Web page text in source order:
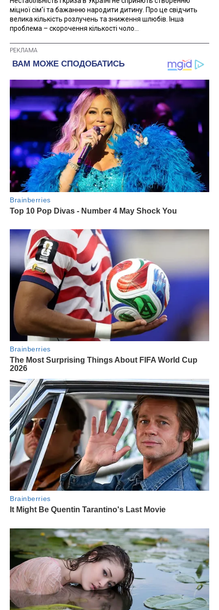
міцної сім'ї та бажанню народити дитину. Про це свідчить
велика кількість розлучень та зниження шлюбів. Інша
проблема – скорочення кількості чоло...